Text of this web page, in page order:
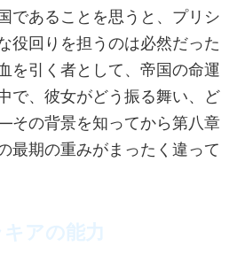
であることを思うと、プリシ
役回りを担うのは必然だった
を引く者として、帝国の命運
で、彼女がどう振る舞い、ど
の背景を知ってから第八章
最期の重みがまったく違って
アの能力